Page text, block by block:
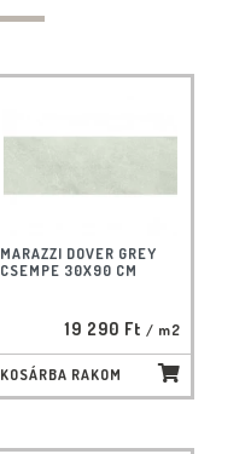
MARAZZI DOVER GREY
CSEMPE 30X90 CM
19 290 Ft / m2
KOSÁRBA RAKOM